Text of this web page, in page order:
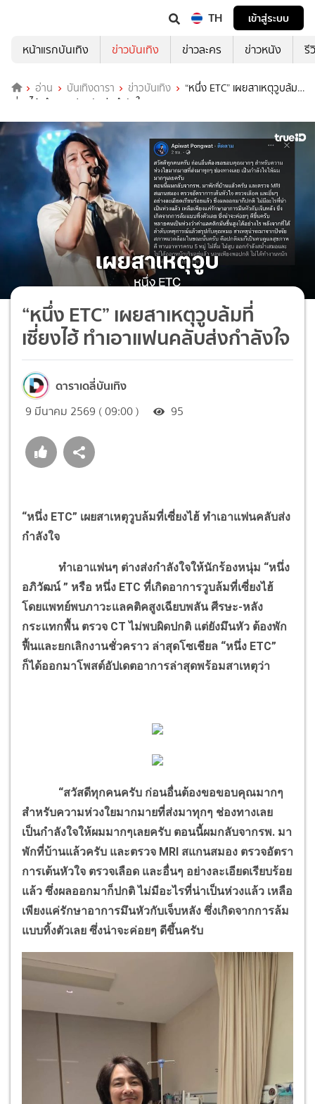
TH
เข้าสู่ระบบ
หน้าแรกบันเทิง
ข่าวบันเทิง ข่าวละคร ข่าวหนัง รี
อ่าน บันเทิงดารา ข่าวบันเทิง
“หนึ่ง ETC” เผยสาเหตุวูบล้มที่
เซี่ยงไฮ้ ทำเอาแฟนคลับส่งกำลังใจ
“หนึ่ง ETC” เผยสาเหตุวูบล้มที่
เซี่ยงไฮ้ ทำเอาแฟนคลับส่งกำลังใจ
ดาราเดลี่บันเทิง
9 มีนาคม 2569 ( 09:00 ) 95
“หนึ่ง ETC” เผยสาเหตุวูบล้มที่เซี่ยงไฮ้ ทำเอาแฟนคลับส่ง
กำลังใจ
ทำเอาแฟนๆ ต่างส่งกำลังใจให้นักร้องหนุ่ม “หนึ่ง
อภิวัฒน์ ” หรือ หนึ่ง ETC ที่เกิดอาการวูบล้มที่เซี่ยงไฮ้
โดยแพทย์พบภาวะแลคติคสูงเฉียบพลัน ศีรษะ-หลัง
กระแทกพื้น ตรวจ CT ไม่พบผิดปกติ แต่ยังมึนหัว ต้องพัก
ฟื้นและยกเลิกงานชั่วคราว ล่าสุดโซเชียล “หนึ่ง ETC”
ก็ได้ออกมาโพสต์อัปเดตอาการล่าสุดพร้อมสาเหตุว่า
“สวัสดีทุกคนครับ ก่อนอื่นต้องขอขอบคุณมากๆ
สำหรับความห่วงใยมากมายที่ส่งมาทุกๆ ช่องทางเลย
เป็นกำลังใจให้ผมมากๆเลยครับ ตอนนี้ผมกลับจากรพ. มา
พักที่บ้านแล้วครับ และตรวจ MRI สแกนสมอง ตรวจอัตรา
การเต้นหัวใจ ตรวจเลือด และอื่นๆ อย่างละเอียดเรียบร้อย
แล้ว ซึ่งผลออกมาก็ปกติ ไม่มีอะไรที่น่าเป็นห่วงแล้ว เหลือ
เพียงแค่รักษาอาการมึนหัวกับเจ็บหลัง ซึ่งเกิดจากการล้ม
แบบทิ้งตัวเลย ซึ่งน่าจะค่อยๆ ดีขึ้นครับ